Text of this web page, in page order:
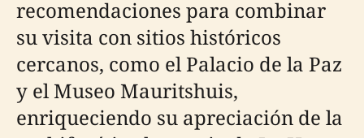
recomendaciones para combinar
su visita con sitios históricos
cercanos, como el Palacio de la Paz
y el Museo Mauritshuis,
enriqueciendo su apreciación de la